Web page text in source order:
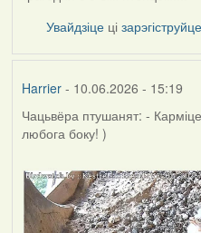
Увайдзіце ці
Harrier- 10.06.2026 - 15:19
Чацьвёра птушанят: -
любога боку! )